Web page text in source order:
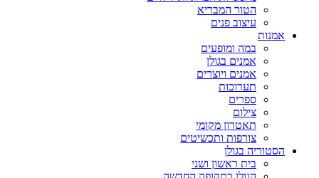
הטור המבריא
עיצוב פנים
אמנות
במה ומופעים
אמנים בגולן
אמנים ויוצרים
תערוכות
ספרים
צילום
תאטרון מקומי
צורפות ותכשיטים
הסטוריה בגולן
בית ראשון ושני